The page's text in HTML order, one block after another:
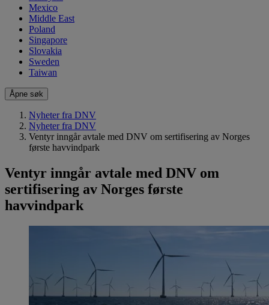
Mexico
Middle East
Poland
Singapore
Slovakia
Sweden
Taiwan
Åpne søk
Nyheter fra DNV
Nyheter fra DNV
Ventyr inngår avtale med DNV om sertifisering av Norges
første havvindpark
Ventyr inngår avtale med DNV om
sertifisering av Norges første
havvindpark